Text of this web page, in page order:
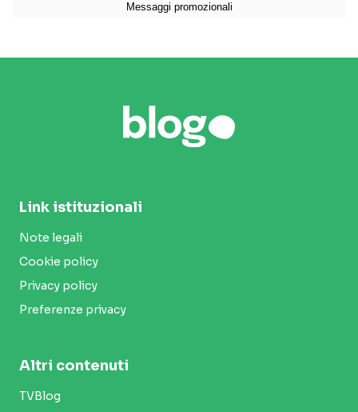
Link istituzionali
Note legali
Cookie policy
Privacy policy
Preferenze privacy
Altri contenuti
TVBlog